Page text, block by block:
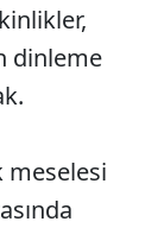
dinleme
meselesi